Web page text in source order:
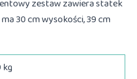
zestaw zawiera statek
30 cm wysokości, 39 cm
kg